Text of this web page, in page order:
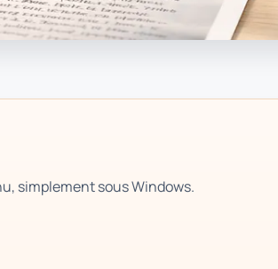
simplement sous Windows.